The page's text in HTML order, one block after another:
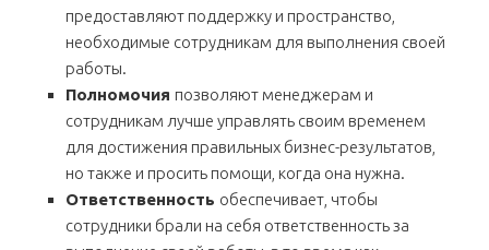
предоставляют поддержку и пространство,
необходимые сотрудникам для выполнения своей
работы.
Полномочия позволяют менеджерам и
сотрудникам лучше управлять своим временем
для достижения правильных бизнес-результатов,
но также и просить помощи, когда она нужна.
Ответственность обеспечивает, чтобы
сотрудники брали на себя ответственность за